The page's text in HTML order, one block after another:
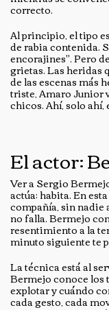
correcto.
Al principio, el tipo
de rabia contenida.
encorajines". Pero
grietas. Las heridas
de las escenas más
triste, Amaro Junior
chicos. Ahí, solo
El actor:
Ver a Sergio
actúa: habita. En
compañía, sin nadie
no falla. Bermejo
resentimiento a la
minuto siguiente te
La técnica está al
Bermejo conoce los
explotar y cuándo
cada gesto, cada